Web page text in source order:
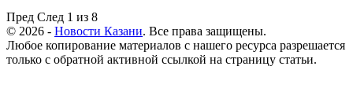
Пред След 1 из 8
© 2026 - Новости Казани. Все права защищены.
Любое копирование материалов с нашего ресурса разрешается
только с обратной активной ссылкой на страницу статьи.